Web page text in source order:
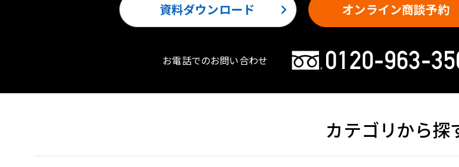
資料ダウンロード オンライン商談予約
お電話でのお問い合わせ
カテゴリから探